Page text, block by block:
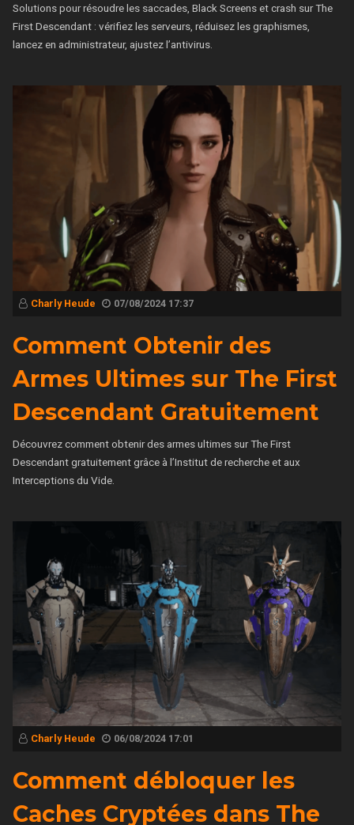
Solutions pour résoudre les saccades, Black Screens et crash sur The
First Descendant : vérifiez les serveurs, réduisez les graphismes,
lancez en administrateur, ajustez l’antivirus.
Charly Heude 07/08/2024 17:37
Comment Obtenir des
Armes Ultimes sur The First
Descendant Gratuitement
Découvrez comment obtenir des armes ultimes sur The First
Descendant gratuitement grâce à l’Institut de recherche et aux
Interceptions du Vide.
Charly Heude 06/08/2024 17:01
Comment débloquer les
Caches Cryptées dans The